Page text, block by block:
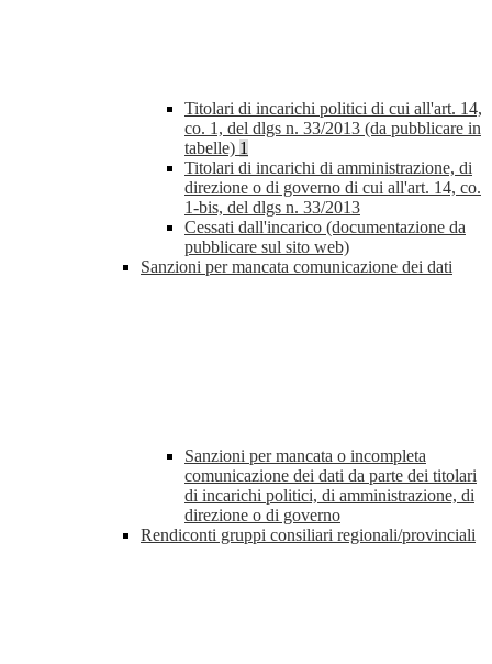
Titolari di incarichi politici di cui all'art. 14,
co. 1, del dlgs n. 33/2013 (da pubblicare in
tabelle) 1
Titolari di incarichi di amministrazione, di
direzione o di governo di cui all'art. 14, co.
1-bis, del dlgs n. 33/2013
Cessati dall'incarico (documentazione da
pubblicare sul sito web)
Sanzioni per mancata comunicazione dei dati
Sanzioni per mancata o incompleta
comunicazione dei dati da parte dei titolari
di incarichi politici, di amministrazione, di
direzione o di governo
Rendiconti gruppi consiliari regionali/provinciali